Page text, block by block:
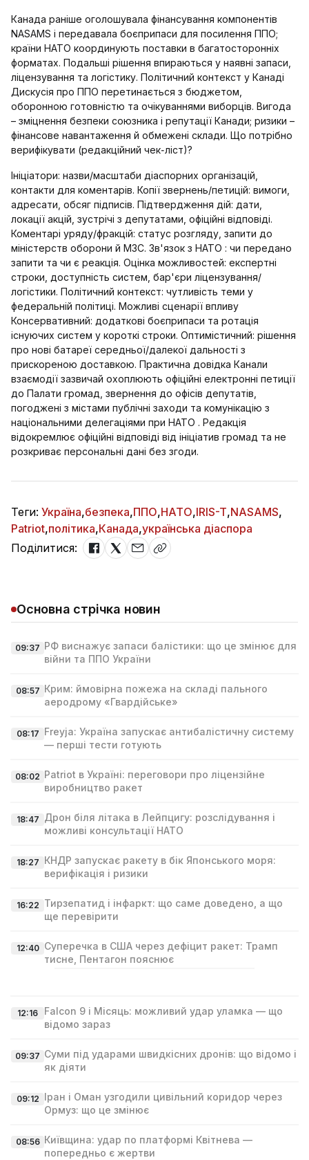
Канада раніше оголошувала фінансування компонентів
NASAMS і передавала боєприпаси для посилення ППО;
країни НАТО координують поставки в багатосторонніх
форматах. Подальші рішення впираються у наявні запаси,
ліцензування та логістику. Політичний контекст у Канаді
Дискусія про ППО перетинається з бюджетом,
оборонною готовністю та очікуваннями виборців. Вигода
– зміцнення безпеки союзника і репутації Канади; ризики –
фінансове навантаження й обмежені склади. Що потрібно
верифікувати (редакційний чек‑ліст)?
Ініціатори: назви/масштаби діаспорних організацій,
контакти для коментарів. Копії звернень/петицій: вимоги,
адресати, обсяг підписів. Підтвердження дій: дати,
локації акцій, зустрічі з депутатами, офіційні відповіді.
Коментарі уряду/фракцій: статус розгляду, запити до
міністерств оборони й МЗС. Зв'язок з НАТО : чи передано
запити та чи є реакція. Оцінка можливостей: експертні
строки, доступність систем, бар'єри ліцензування/
логістики. Політичний контекст: чутливість теми у
федеральній політиці. Можливі сценарії впливу
Консервативний: додаткові боєприпаси та ротація
існуючих систем у короткі строки. Оптимістичний: рішення
про нові батареї середньої/далекої дальності з
прискореною доставкою. Практична довідка Канали
взаємодії зазвичай охоплюють офіційні електронні петиції
до Палати громад, звернення до офісів депутатів,
погоджені з містами публічні заходи та комунікацію з
національними делегаціями при НАТО . Редакція
відокремлює офіційні відповіді від ініціатив громад та не
розкриває персональні дані без згоди.
Теги: Україна,безпека,ППО,НАТО,IRIS-T,NASAMS,
Patriot,політика,Канада,українська діаспора
Поділитися:
Основна стрічка новин
09:37 РФ виснажує запаси балістики: що це змінює для
війни та ППО України
08:57 Крим: ймовірна пожежа на складі пального
аеродрому «Гвардійське»
08:17 Freyja: Україна запускає антибалістичну систему
— перші тести готують
08:02 Patriot в Україні: переговори про ліцензійне
виробництво ракет
18:47 Дрон біля літака в Лейпцигу: розслідування і
можливі консультації НАТО
18:27 КНДР запускає ракету в бік Японського моря:
верифікація і ризики
16:22 Тирзепатид і інфаркт: що саме доведено, а що
ще перевірити
12:40 Суперечка в США через дефіцит ракет: Трамп
тисне, Пентагон пояснює
12:16
Falcon 9 і Місяць: можливий удар уламка — що
відомо зараз
09:37 Суми під ударами швидкісних дронів: що відомо і
як діяти
09:12 Іран і Оман узгодили цивільний коридор через
Ормуз: що це змінює
08:56 Київщина: удар по платформі Квітнева —
попередньо є жертви